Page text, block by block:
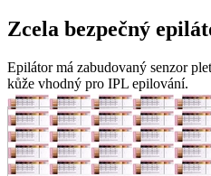
Zcela bezpečný
Epilátor má zabudovaný senzor
kůže vhodný pro IPL epilování.